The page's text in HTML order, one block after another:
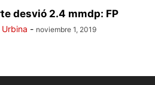
desvió 2.4 mmdp: FP
- noviembre 1, 2019